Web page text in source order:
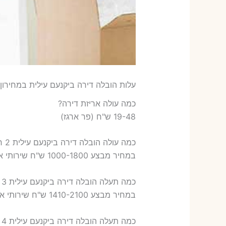
עלות הובלה דירה ביקנעם עילית
כמה עולה אריזת דירה​?
19-48 ש"ח (פר ארגז)
כמה עולה הובלה דירה ביקנעם עילית 2 חדרים פלוס עלות אריזת דירה ?
במחיר מבצע 1000-1800 ש"ח שירותי אריזת שני חדרים – 700-900 ש"ח
כמה תעלה הובלה דירה ביקנעם עילית 3 חדרים פלוס עלות אריזת דירה ?
במחיר מבצע 1410-2100 ש"ח שירותי אריזת שלושה חדרים – 1,000-1,200 ש"ח
כמה תעלה הובלה דירה ביקנעם עילית 4 חדרים פלוס עלות אריזת דירה ?